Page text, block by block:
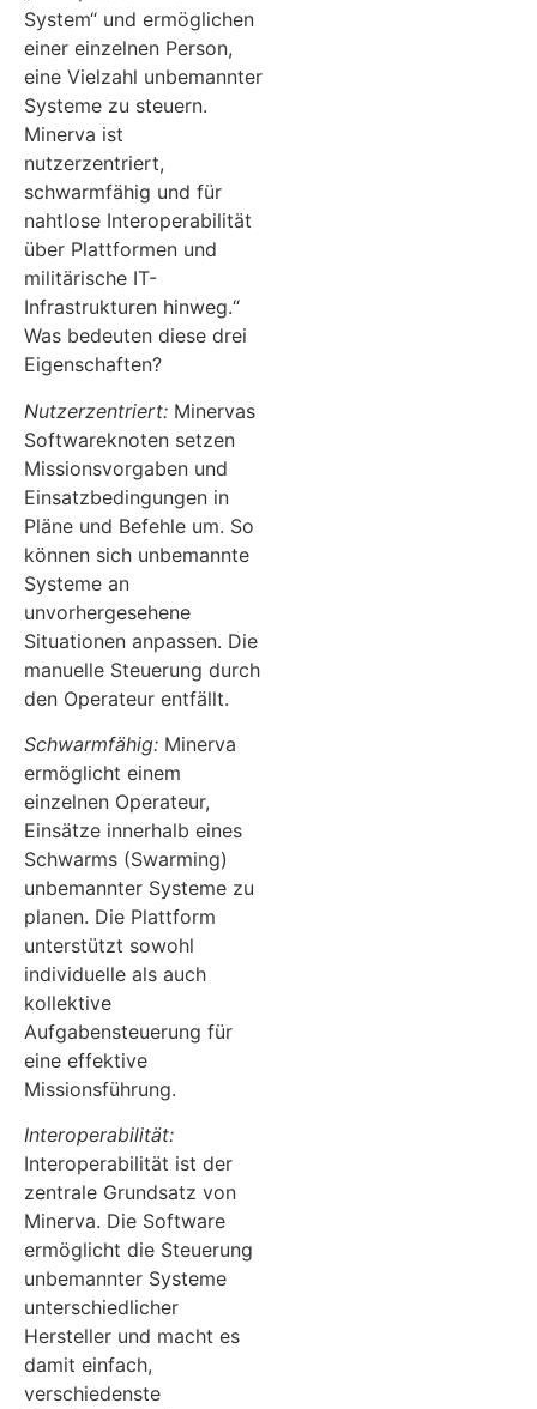
System“ und ermöglichen
einer einzelnen Person,
eine Vielzahl unbemannter
Systeme zu steuern.
Minerva ist
nutzerzentriert,
schwarmfähig und für
nahtlose Interoperabilität
über Plattformen und
militärische IT-
Infrastrukturen hinweg.“
Was bedeuten diese drei
Eigenschaften?
Nutzerzentriert: Minervas
Softwareknoten setzen
Missionsvorgaben und
Einsatzbedingungen in
Pläne und Befehle um. So
können sich unbemannte
Systeme an
unvorhergesehene
Situationen anpassen. Die
manuelle Steuerung durch
den Operateur entfällt.
Schwarmfähig: Minerva
ermöglicht einem
einzelnen Operateur,
Einsätze innerhalb eines
Schwarms (Swarming)
unbemannter Systeme zu
planen. Die Plattform
unterstützt sowohl
individuelle als auch
kollektive
Aufgabensteuerung für
eine effektive
Missionsführung.
Interoperabilität:
Interoperabilität ist der
zentrale Grundsatz von
Minerva. Die Software
ermöglicht die Steuerung
unbemannter Systeme
unterschiedlicher
Hersteller und macht es
damit einfach,
verschiedenste